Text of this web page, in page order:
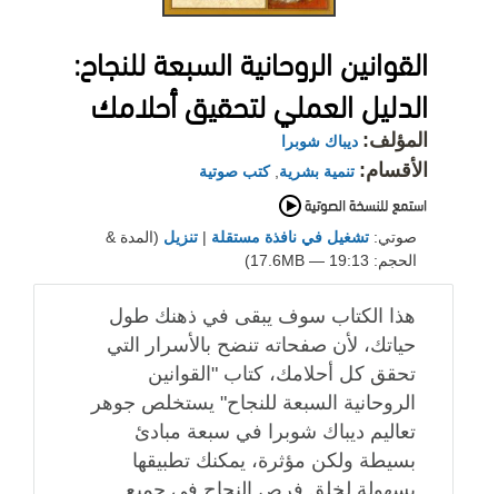
القوانين الروحانية السبعة للنجاح:
الدليل العملي لتحقيق أحلامك
المؤلف: ديباك شوبرا
الأقسام: تنمية بشرية ,كتب صوتية
صوتي: تشغيل في نافذة مستقلة | تنزيل (المدة &
الحجم: 19:13 — 17.6MB)
هذا الكتاب سوف يبقى في ذهنك طول
حياتك، لأن صفحاته تنضح بالأسرار التي
تحقق كل أحلامك، كتاب "القوانين
الروحانية السبعة للنجاح" يستخلص جوهر
تعاليم ديباك شوبرا في سبعة مبادئ
بسيطة ولكن مؤثرة، يمكنك تطبيقها
بسهولة لخلق فرص النجاح في جميع